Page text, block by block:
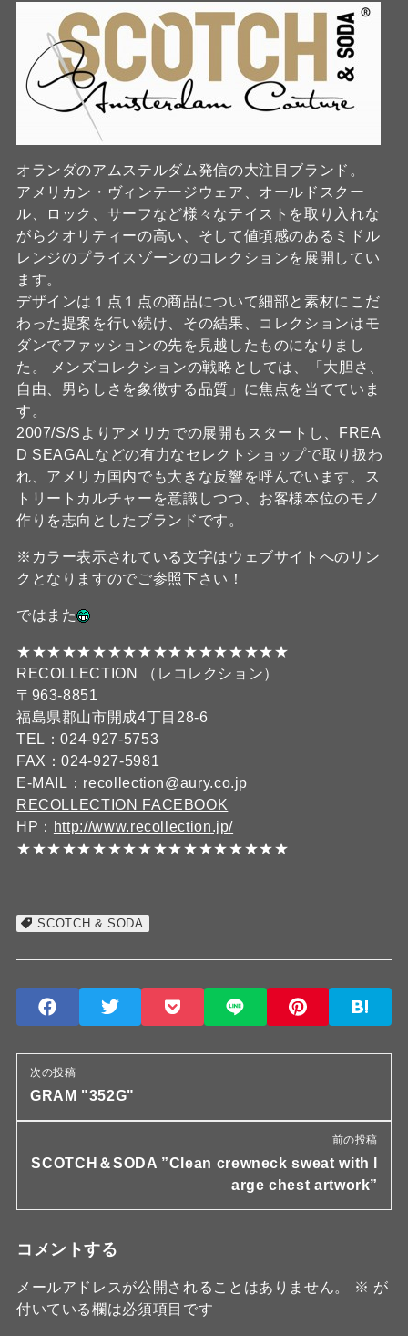
オランダのアムステルダム発信の大注目ブランド。
アメリカン・ヴィンテージウェア、オールドスクー
ル、ロック、サーフなど様々なテイストを取り入れな
がらクオリティーの高い、そして値頃感のあるミドル
レンジのプライスゾーンのコレクションを展開してい
ます。
デザインは１点１点の商品について細部と素材にこだ
わった提案を行い続け、その結果、コレクションはモ
ダンでファッションの先を見越したものになりまし
た。 メンズコレクションの戦略としては、「大胆さ、
自由、男らしさを象徴する品質」に焦点を当てていま
す。
2007/S/Sよりアメリカでの展開もスタートし、FREA
D SEAGALなどの有力なセレクトショップで取り扱わ
れ、アメリカ国内でも大きな反響を呼んでいます。ス
トリートカルチャーを意識しつつ、お客様本位のモノ
作りを志向としたブランドです。
※カラー表示されている文字はウェブサイトへのリン
クとなりますのでご参照下さい！
ではまた
★★★★★★★★★★★★★★★★★★
RECOLLECTION （レコレクション）
〒963-8851
福島県郡山市開成4丁目28-6
TEL：024-927-5753
FAX：024-927-5981
E-MAIL：recollection@aury.co.jp
RECOLLECTION FACEBOOK
HP： http://www.recollection.jp/
★★★★★★★★★★★★★★★★★★
SCOTCH & SODA
次の投稿
GRAM "352G"
前の投稿
SCOTCH＆SODA ”Clean crewneck sweat with l
arge chest artwork”
コメントする
メールアドレスが公開されることはありません。 ※ が
付いている欄は必須項目です